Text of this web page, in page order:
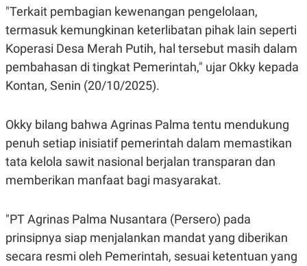
K
N
A
N
A
D
M
Y
P
E
S
R
A
E
.
D
N
G
G
A
N
E
R
J
"Terkait pembagian kewenangan pengelolaan,
termasuk kemungkinan keterlibatan pihak lain seperti
Koperasi Desa Merah Putih, hal tersebut masih dalam
pembahasan di tingkat Pemerintah," ujar Okky kepada
Kontan, Senin (20/10/2025).
Okky bilang bahwa Agrinas Palma tentu mendukung
penuh setiap inisiatif pemerintah dalam memastikan
tata kelola sawit nasional berjalan transparan dan
memberikan manfaat bagi masyarakat.
"PT Agrinas Palma Nusantara (Persero) pada
prinsipnya siap menjalankan mandat yang diberikan
secara resmi oleh Pemerintah, sesuai ketentuan yang